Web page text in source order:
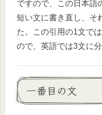
ですので、この日本語
短い文に書き直し、そ
た。この引用の1文で
ので、英語では3文に分
一番目の文